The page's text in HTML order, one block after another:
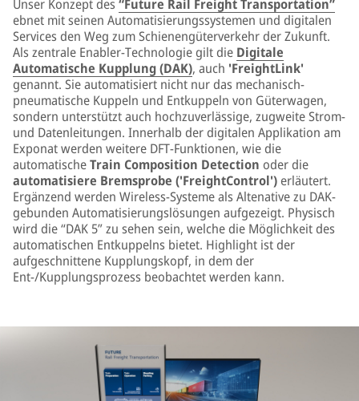
Unser Konzept des “Future Rail Freight Transportation”
ebnet mit seinen Automatisierungssystemen und digitalen
Services den Weg zum Schienengüterverkehr der Zukunft.
Als zentrale Enabler-Technologie gilt die Digitale
Automatische Kupplung (DAK), auch 'FreightLink'
genannt. Sie automatisiert nicht nur das mechanisch-
pneumatische Kuppeln und Entkuppeln von Güterwagen,
sondern unterstützt auch hochzuverlässige, zugweite Strom-
und Datenleitungen. Innerhalb der digitalen Applikation am
Exponat werden weitere DFT-Funktionen, wie die
automatischeTrain Composition Detection oder die
automatisiere Bremsprobe ('FreightControl')erläutert.
Ergänzend werden Wireless-Systeme als Altenative zu DAK-
gebunden Automatisierungslösungen aufgezeigt. Physisch
wird die “DAK 5” zu sehen sein, welche die Möglichkeit des
automatischen Entkuppelns bietet. Highlight ist der
aufgeschnittene Kupplungskopf, in dem der
Ent-/Kupplungsprozess beobachtet werden kann.